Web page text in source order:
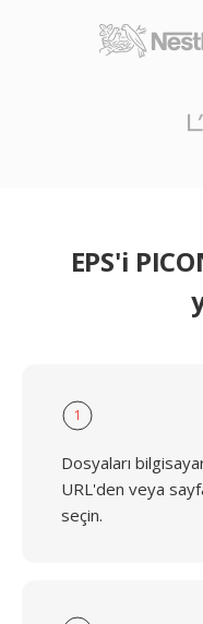
EPS'i
1
Dosyaları
URL'den veya
seçin.